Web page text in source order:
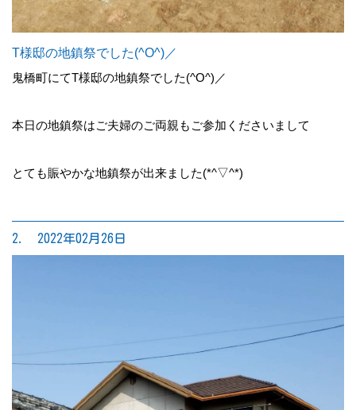
T様邸の地鎮祭でした(^O^)／
鬼橋町にてT様邸の地鎮祭でした(^O^)／
本日の地鎮祭はご夫婦のご両親もご参加くださいまして
とても賑やかな地鎮祭が出来ました(*^▽^*)
2. 2022年02月26日